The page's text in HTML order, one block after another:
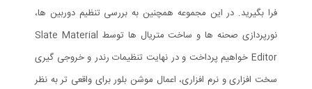
فرا بگیرید. در این مجموعه همچنین به بررسی تنظیم دوربین ها،
نورپردازی صحنه ها و ساخت متریال ها توسط Slate Material
Editor خواهیم پرداخت و در نهایت تنظیمات رندر و خروجی گیری
سخت افزاری و نرم افزاری، اعمال موشن بلور برای واقعی تر به نظر